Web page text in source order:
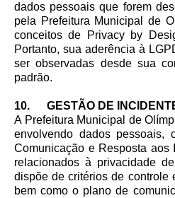
dados pessoais que forem
pela Prefeitura Municipal de
conceitos de Privacy by
Portanto, sua aderência à
ser observadas desde sua
padrão.
10. GESTÃO DE
A Prefeitura Municipal de
envolvendo dados pessoais,
Comunicação e Resposta aos
relacionados à privacidade
dispõe de critérios de controle
bem como o plano de